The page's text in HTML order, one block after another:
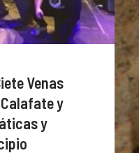
Venas
y
y